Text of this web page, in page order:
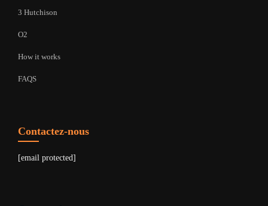
3 Hutchison
O2
How it works
FAQS
Contactez-nous
[email protected]